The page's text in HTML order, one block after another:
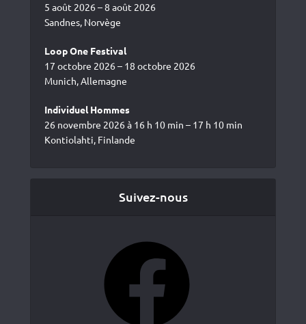
5 août 2026 – 8 août 2026
Sandnes, Norvège
Loop One Festival
17 octobre 2026 – 18 octobre 2026
Munich, Allemagne
Individuel Hommes
26 novembre 2026 à 16 h 10 min – 17 h 10 min
Kontiolahti, Finlande
Suivez-nous